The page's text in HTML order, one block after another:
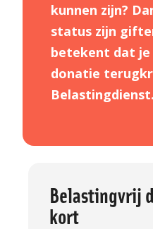
kunnen zijn?
status zijn
betekent dat je
donatie
Belastingdienst.
Belastingvrij
kort